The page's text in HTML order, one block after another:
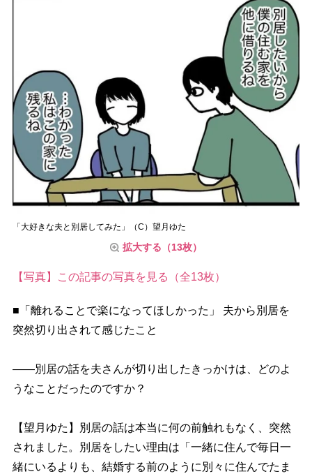
「大好きな夫と別居してみた」（C）望月ゆた
拡大する（13枚）
【写真】この記事の写真を見る（全13枚）
■「離れることで楽になってほしかった」 夫から別居を
突然切り出されて感じたこと
――別居の話を夫さんが切り出したきっかけは、どのよ
うなことだったのですか？
【望月ゆた】別居の話は本当に何の前触れもなく、突然
されました。別居をしたい理由は「一緒に住んで毎日一
緒にいるよりも、結婚する前のように別々に住んでたま